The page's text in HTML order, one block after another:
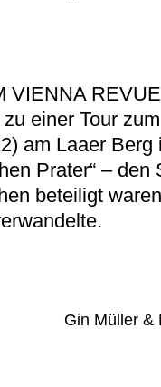
VIENNA REVUE
einer Tour
am Laaer Berg
Prater“ –
beteiligt